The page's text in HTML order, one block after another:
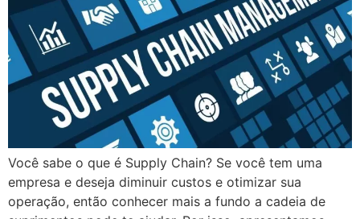
Você sabe o que é Supply Chain? Se você tem uma
empresa e deseja diminuir custos e otimizar sua
operação, então conhecer mais a fundo a cadeia de